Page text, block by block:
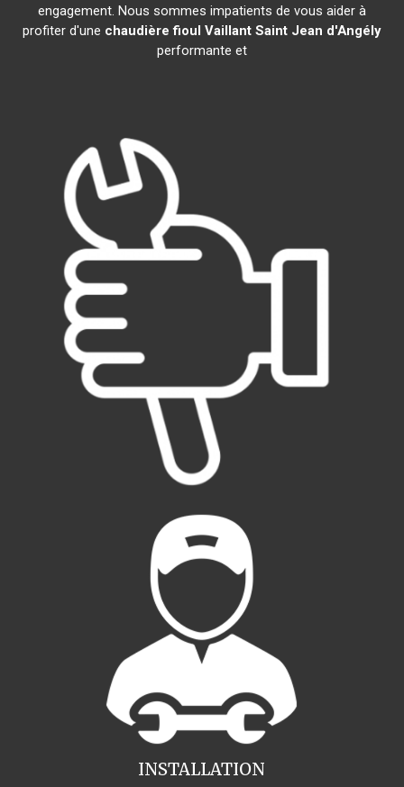
engagement. Nous sommes impatients de vous aider à
profiter d'une chaudière fioul Vaillant Saint Jean d'Angély
performante et
INSTALLATION